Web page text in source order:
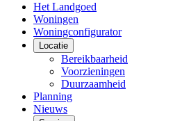
Het Landgoed
Woningen
Woningconfigurator
Locatie
Bereikbaarheid
Voorzieningen
Duurzaamheid
Planning
Nieuws